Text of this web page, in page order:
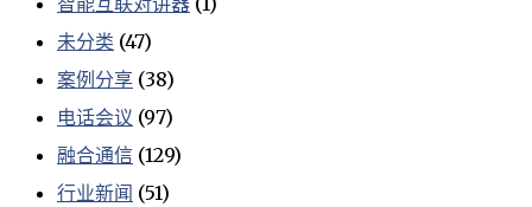
未分类 (47)
案例分享 (38)
电话会议 (97)
融合通信 (129)
行业新闻 (51)